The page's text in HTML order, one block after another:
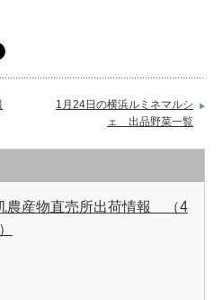
1月24日の横浜ルミネマルシ
ェ 出品野菜一覧
農産物直売所出荷情報 （4